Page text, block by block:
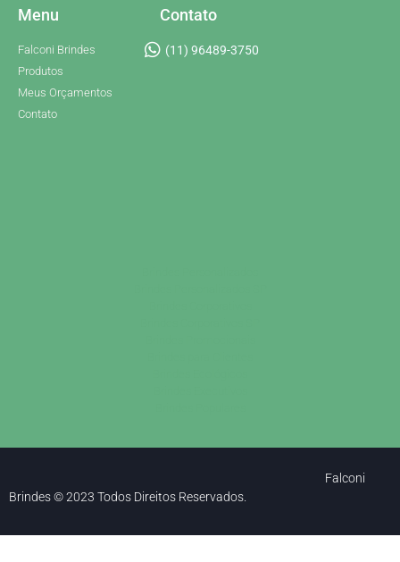
Menu
Falconi Brindes
Produtos
Meus Orçamentos
Contato
Contato
(11) 96489-3750
Falconi
Brindes © 2023 Todos Direitos Reservados.